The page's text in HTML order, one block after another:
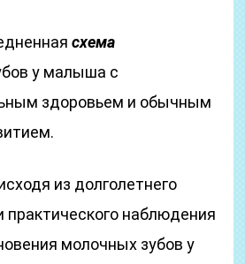
схема
у малыша с
здоровьем и обычным
из долголетнего
практического наблюдения
молочных зубов у